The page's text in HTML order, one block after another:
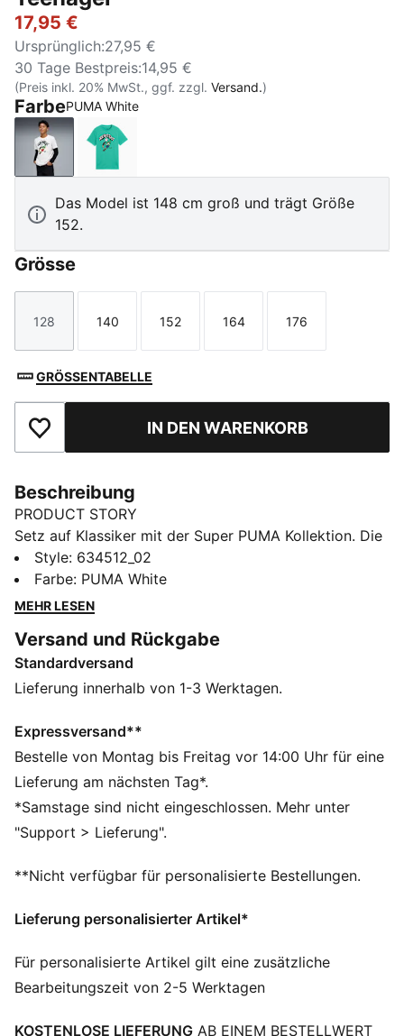
17,95 €
Ursprünglich:27,95 €
30 Tage Bestpreis:14,95 €
(Preis inkl. 20% MwSt., ggf. zzgl. Versand.)
FarbePUMA White
PUMA WhiteVibrant Green
Das Model ist 148 cm groß und trägt Größe
152.
Grösse
Größe
128
Größe
140
Größe
152
Größe
164
Größe
176
GRÖSSENTABELLE
Zu Favoriten hinzufügenIN DEN WARENKORB
Beschreibung
PRODUCT STORY
Setz auf Klassiker mit der Super PUMA Kollektion. Die
Must-haves für coole Kids, die immer in Bewegung
sind – mit Super PUMA Vintage-Grafiken, Retro-
Farben und jeder Menge Energie.
Hergestellt aus mindestens 20 % recycelter
Baumwolle.
DETAILS
Hauptmaterial: Single Jersey
Ausschnitt: Rundhalsausschnitt
Kurze Ärmel
Länge: Regulär
PUMA Teenager: Empfohlen für ältere Kinder und
Teenager zwischen 8 und 16 Jahren
Style: 634512_02
Farbe: PUMA White
MEHR LESEN
Versand und Rückgabe
Standardversand
Lieferung innerhalb von 1-3 Werktagen.
Expressversand**
Bestelle von Montag bis Freitag vor 14:00 Uhr für eine
Lieferung am nächsten Tag*.
*Samstage sind nicht eingeschlossen. Mehr unter
"Support > Lieferung".
**Nicht verfügbar für personalisierte Bestellungen.
Lieferung personalisierter Artikel*
Für personalisierte Artikel gilt eine zusätzliche
Bearbeitungszeit von 2-5 Werktagen
KOSTENLOSE LIEFERUNG AB EINEM BESTELLWERT